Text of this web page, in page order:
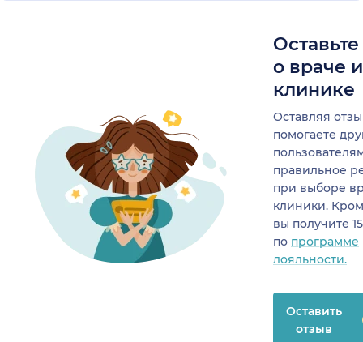
о враче
клинике
Оставляя
помогаете
правильное
при выборе
клиники.
вы получите
по программе
лояльности.
Оставить
отзыв